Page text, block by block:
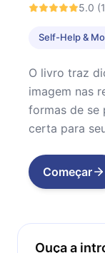
5.0
Self-Help &
O livro traz
imagem nas
formas de se
certa para
Começar
Ouça a